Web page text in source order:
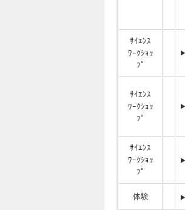
ｻｲｴﾝｽ
ﾜｰｸｼｮｯ
ﾌﾟ
ｻｲｴﾝｽ
ﾜｰｸｼｮｯ
ﾌﾟ
ｻｲｴﾝｽ
ﾜｰｸｼｮｯ
ﾌﾟ
体験